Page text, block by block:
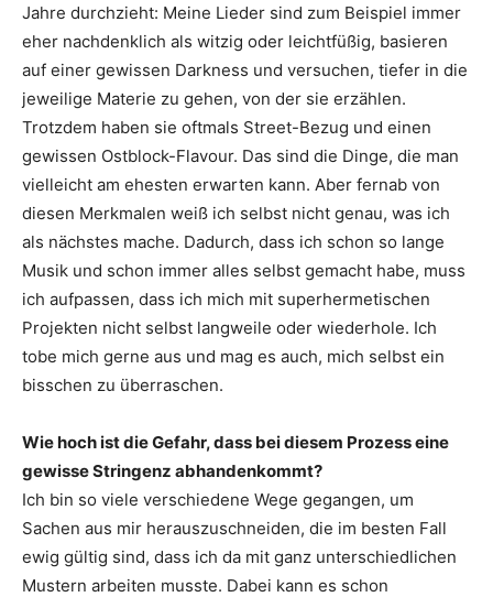
Jahre durchzieht: Meine Lieder sind zum Beispiel immer
eher nachdenklich als witzig oder leichtfüßig, basieren
auf einer gewissen Darkness und versuchen, tiefer in die
jeweilige Materie zu gehen, von der sie erzählen.
Trotzdem haben sie oftmals Street-Bezug und einen
gewissen Ostblock-Flavour. Das sind die Dinge, die man
vielleicht am ehesten erwarten kann. Aber fernab von
diesen Merkmalen weiß ich selbst nicht genau, was ich
als nächstes mache. Dadurch, dass ich schon so lange
Musik und schon immer alles selbst gemacht habe, muss
ich aufpassen, dass ich mich mit superhermetischen
Projekten nicht selbst langweile oder wiederhole. Ich
tobe mich gerne aus und mag es auch, mich selbst ein
bisschen zu überraschen.
Wie hoch ist die Gefahr, dass bei diesem Prozess eine
gewisse Stringenz abhandenkommt?
Ich bin so viele verschiedene Wege gegangen, um
Sachen aus mir herauszuschneiden, die im besten Fall
ewig gültig sind, dass ich da mit ganz unterschiedlichen
Mustern arbeiten musste. Dabei kann es schon